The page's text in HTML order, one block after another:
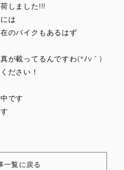
しました!!!
は
のバイクもあるはず
が載ってるんですわ(*ﾉv｀)
ださい！
です
一覧に戻る